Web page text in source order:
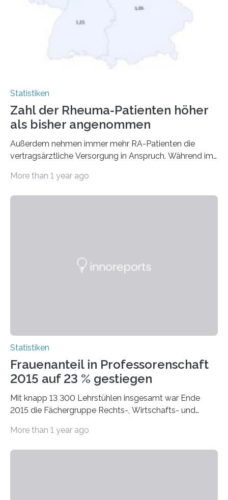
Statistiken
Zahl der Rheuma-Patienten höher
als bisher angenommen
Außerdem nehmen immer mehr RA-Patienten die
vertragsärztliche Versorgung in Anspruch. Während im
More than 1 year ago
Statistiken
Frauenanteil in Professorenschaft
2015 auf 23 % gestiegen
Mit knapp 13 300 Lehrstühlen insgesamt war Ende
2015 die Fächergruppe Rechts-, Wirtschafts- und
bei…
More than 1 year ago